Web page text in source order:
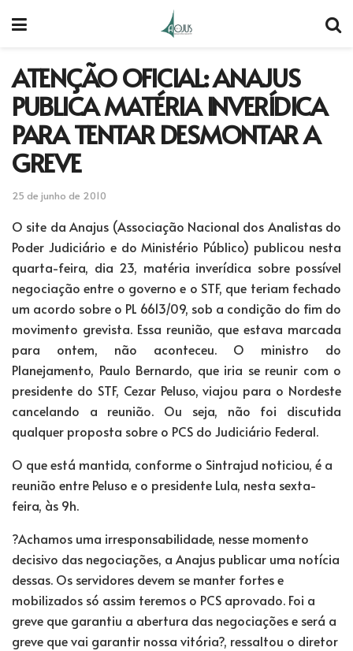
ATENÇÃO OFICIAL: ANAJUS
PUBLICA MATÉRIA INVERÍDICA
PARA TENTAR DESMONTAR A
GREVE
25 de junho de 2010
O site da Anajus (Associação Nacional dos Analistas do
Poder Judiciário e do Ministério Público) publicou nesta
quarta-feira, dia 23, matéria inverídica sobre possível
negociação entre o governo e o STF, que teriam fechado
um acordo sobre o PL 6613/09, sob a condição do fim do
movimento grevista. Essa reunião, que estava marcada
para ontem, não aconteceu. O ministro do
Planejamento, Paulo Bernardo, que iria se reunir com o
presidente do STF, Cezar Peluso, viajou para o Nordeste
cancelando a reunião. Ou seja, não foi discutida
qualquer proposta sobre o PCS do Judiciário Federal.
O que está mantida, conforme o Sintrajud noticiou, é a
reunião entre Peluso e o presidente Lula, nesta sexta-
feira, às 9h.
?Achamos uma irresponsabilidade, nesse momento
decisivo das negociações, a Anajus publicar uma notícia
dessas. Os servidores devem se manter fortes e
mobilizados só assim teremos o PCS aprovado. Foi a
greve que garantiu a abertura das negociações e será a
greve que vai garantir nossa vitória?, ressaltou o diretor